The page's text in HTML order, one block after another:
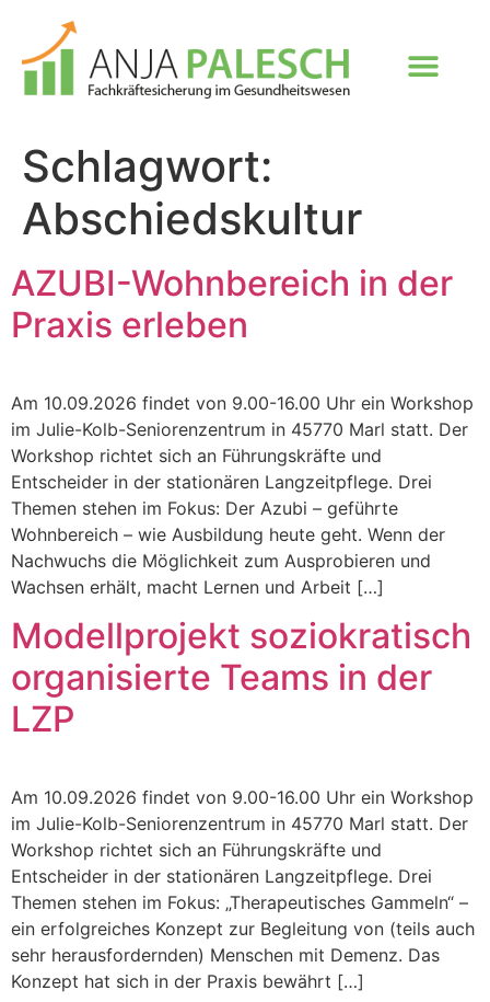
Schlagwort:
Abschiedskultur
AZUBI-Wohnbereich in der
Praxis erleben
Am 10.09.2026 findet von 9.00-16.00 Uhr ein Workshop
im Julie-Kolb-Seniorenzentrum in 45770 Marl statt. Der
Workshop richtet sich an Führungskräfte und
Entscheider in der stationären Langzeitpflege. Drei
Themen stehen im Fokus: Der Azubi – geführte
Wohnbereich – wie Ausbildung heute geht. Wenn der
Nachwuchs die Möglichkeit zum Ausprobieren und
Wachsen erhält, macht Lernen und Arbeit […]
Modellprojekt soziokratisch
organisierte Teams in der
LZP
Am 10.09.2026 findet von 9.00-16.00 Uhr ein Workshop
im Julie-Kolb-Seniorenzentrum in 45770 Marl statt. Der
Workshop richtet sich an Führungskräfte und
Entscheider in der stationären Langzeitpflege. Drei
Themen stehen im Fokus: „Therapeutisches Gammeln“ –
ein erfolgreiches Konzept zur Begleitung von (teils auch
sehr herausfordernden) Menschen mit Demenz. Das
Konzept hat sich in der Praxis bewährt […]